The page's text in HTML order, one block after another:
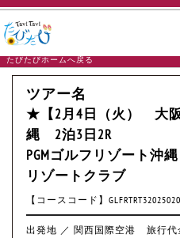
たびたびホームへ戻る
ツアー名
★【2月4日（火） 大
縄 2泊3日2R
PGMゴルフリゾート沖
リゾートクラブ
【コースコード】
出発地 ／ 関西国際空港
旅行代